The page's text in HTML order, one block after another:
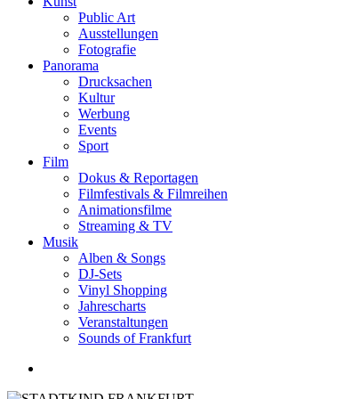
Public Art
Ausstellungen
Fotografie
Panorama
Drucksachen
Kultur
Werbung
Events
Sport
Film
Dokus & Reportagen
Filmfestivals & Filmreihen
Animationsfilme
Streaming & TV
Musik
Alben & Songs
DJ-Sets
Vinyl Shopping
Jahrescharts
Veranstaltungen
Sounds of Frankfurt